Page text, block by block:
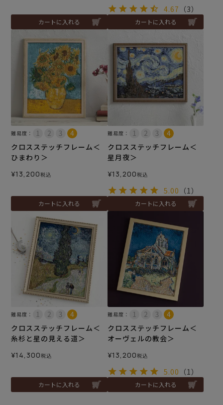
カートに入れる
4.67 （3）
カートに入れる
難易度：
クロスステッチフレーム＜
ひまわり＞
¥13,200税込
カートに入れる
難易度：
クロスステッチフレーム＜
星月夜＞
¥13,200税込
5.00 （1）
カートに入れる
難易度：
クロスステッチフレーム＜
糸杉と星の見える道＞
¥14,300税込
カートに入れる
難易度：
クロスステッチフレーム＜
オーヴェルの教会＞
¥13,200税込
5.00 （1）
カートに入れる